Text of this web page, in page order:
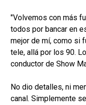
"Volvemos con más
todos por bancar en
mejor de mí, como si
tele, allá por los 90.
conductor de Show
No dio detalles, ni
canal. Simplemente